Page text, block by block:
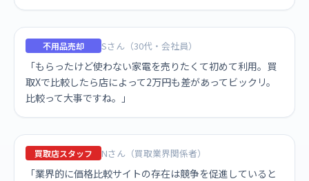
不用品売却 Sさん（30代・会社員）
「もらったけど使わない家電を売りたくて初めて利用。買
取Xで比較したら店によって2万円も差があってビックリ。
比較って大事ですね。」
買取店スタッフ Nさん（買取業界関係者）
「業界的に価格比較サイトの存在は競争を促進していると